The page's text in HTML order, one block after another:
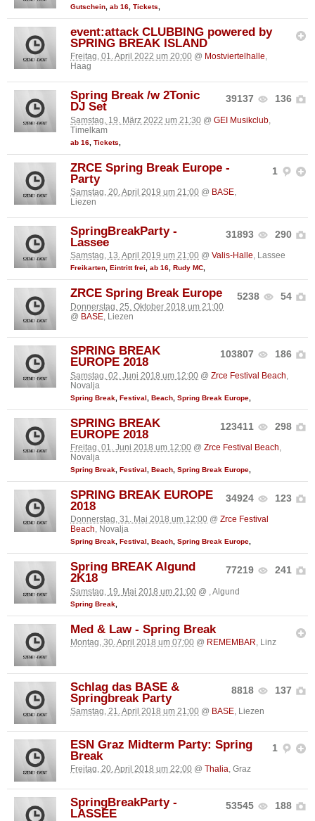
Gutschein ab 16 Tickets
event:attack CLUBBING powered by
SPRING BREAK ISLAND
Freitag, 01. April 2022 um 20:00 @ Mostviertelhalle,
Haag
39137 136
Spring Break /w 2Tonic
DJ Set
Samstag, 19. März 2022 um 21:30 @ GEI Musikclub
Timelkam
ab 16 Tickets
1
ZRCE Spring Break Europe -
Party
Samstag, 20. April 2019 um 21:00 @ BASE,
Liezen
31893 290
SpringBreakParty -
Lassee
Samstag, 13. April 2019 um 21:00 @ Valis-Halle, Lassee
Freikarten, Eintritt frei, ab 16, Rudy MC,
5238 54
ZRCE Spring Break Europe
Donnerstag, 25. Oktober 2018 um 21:00
@ BASE , Liezen
103807 186
SPRING BREAK
EUROPE 2018
Samstag, 02. Juni 2018 um 12:00 @ Zrce Festival Beach
Novalja
Spring Break Festival Beach Spring Break Europe
123411 298
SPRING BREAK
EUROPE 2018
Freitag, 01. Juni 2018 um 12:00 @ Zrce Festival Beach,
Novalja
Spring Break Festival Beach Spring Break Europe
34924 123
SPRING BREAK EUROPE
2018
Donnerstag, 31. Mai 2018 um 12:00 @ Zrce Festival
Beach, Novalja
Spring Break, Festival , Beach, Spring Break Europe,
77219 241
Spring BREAK Algund
2K18
Samstag, 19. Mai 2018 um 21:00 @ , Algund
Spring Break
Med & Law - Spring Break
Montag, 30. April 2018 um 07:00 @ REMEMBAR, Linz
8818 137
Schlag das BASE &
Springbreak Party
Samstag, 21. April 2018 um 21:00 @ BASE, Liezen
1
ESN Graz Midterm Party: Spring
Break
Freitag, 20. April 2018 um 22:00 @ Thalia, Graz
53545 188
SpringBreakParty -
LASSEE